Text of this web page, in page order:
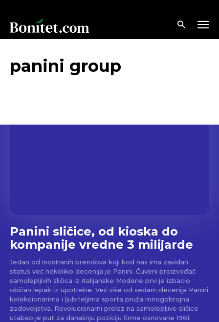
panini group
Panini sličice, od kioska do
kompanije vredne 3 milijarde
Jedan od inostranih brendova koji kod nas ima zavidan
status već nekoliko decenija je Panini. Čuveni proizvođač
samolepljivih sličica iz italijanske Modene prvi je izbacio
običan lepak iz upotrebe. Već više od sedam decenija Panini
kolekcionarima i ljubiteljima sporta pruža mnogobrojna
zadovoljstva. Revolucionarni prelaz na samolepljive sličice
utabao je put za današnju poziciju firme osnovane 1961.